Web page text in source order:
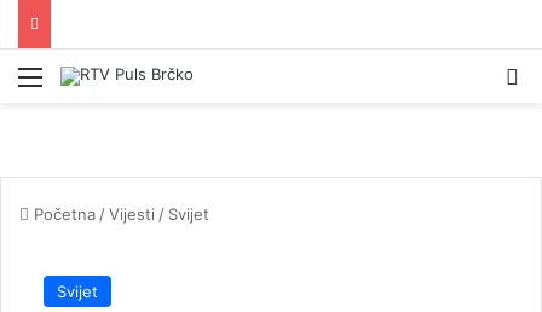
Izbornik
Početna /Vijesti / Svijet
Svijet